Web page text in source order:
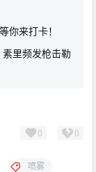
你来打卡！
里频发枪击勒
0 0
喷雾